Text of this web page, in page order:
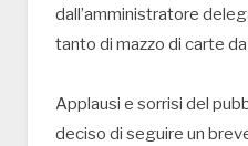
dall’amministratore
tanto di mazzo di carte
Applausi e sorrisi del
deciso di seguire un